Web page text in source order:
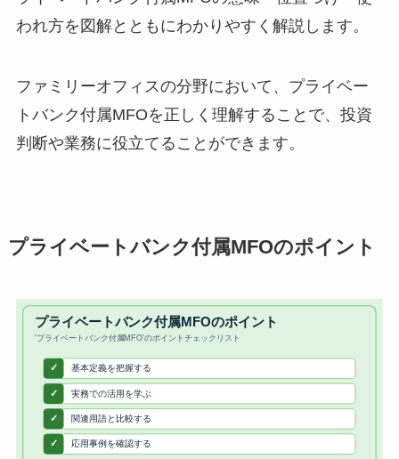
われ方を図解とともにわかりやすく解説します。
ファミリーオフィスの分野において、プライベー
トバンク付属MFOを正しく理解することで、投資
判断や業務に役立てることができます。
プライベートバンク付属MFOのポイント